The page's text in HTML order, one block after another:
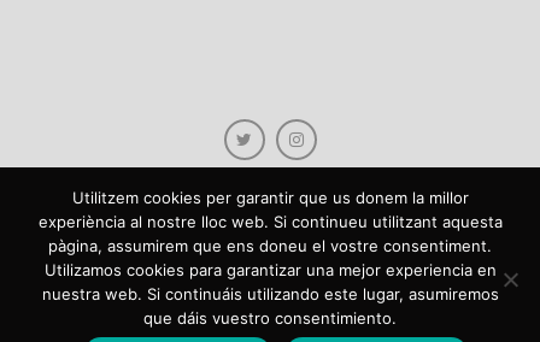
Copyright © 2021 NHLmania.com. Tots els drets reservats / Todos los derechos
reservados. NHLmania és una web dedicada a la difusió de contingut sobre la
NHL, tant en català com en castellà. L'escut de NHLmania.com és propietat de la
web en qüestió. NHLmania es una web dedicada a la difusión de contenido sobre
Utilitzem cookies per garantir que us donem la millor
experiència al nostre lloc web. Si continueu utilitzant aquesta
pàgina, assumirem que ens doneu el vostre consentiment.
Utilizamos cookies para garantizar una mejor experiencia en
nuestra web. Si continuáis utilizando este lugar, asumiremos
que dáis vuestro consentimiento.